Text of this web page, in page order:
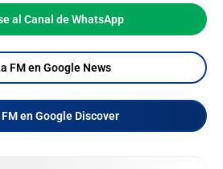
al Canal de WhatsApp
FM en Google News
FM en Google Discover